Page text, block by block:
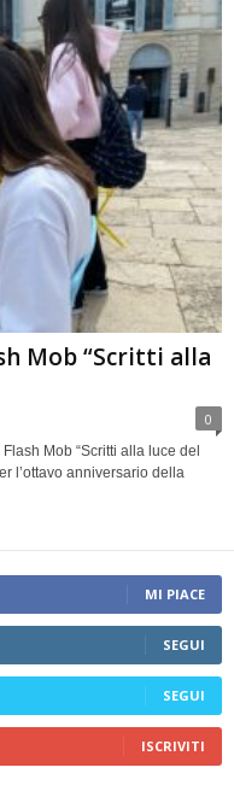
Mob “Scritti alla
0
Mob “Scritti alla luce del
l’ottavo anniversario della
MI PIACE
SEGUI
SEGUI
ISCRIVITI